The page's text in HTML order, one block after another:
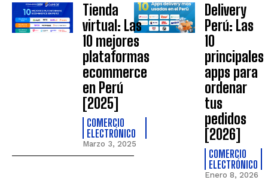
Tienda
virtual: Las
10 mejores
plataformas
ecommerce
en Perú
[2025]
COMERCIO
ELECTRÓNICO
Marzo 3, 2025
Delivery
Perú: Las
10
principales
apps para
ordenar
tus
pedidos
[2026]
COMERCIO
ELECTRÓNICO
Enero 8, 2026